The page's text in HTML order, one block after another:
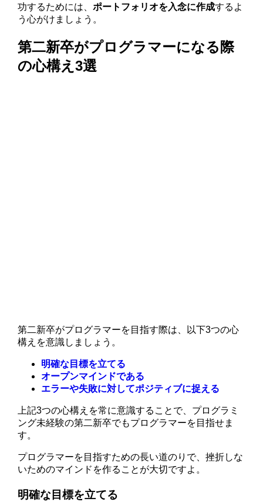
功するためには、ポートフォリオを入念に作成するよ
う心がけましょう。
第二新卒がプログラマーになる際
の心構え3選
第二新卒がプログラマーを目指す際は、以下3つの心
構えを意識しましょう。
明確な目標を立てる
オープンマインドである
エラーや失敗に対してポジティブに捉える
上記3つの心構えを常に意識することで、プログラミ
ング未経験の第二新卒でもプログラマーを目指せま
す。
プログラマーを目指すための長い道のりで、挫折しな
いためのマインドを作ることが大切ですよ。
明確な目標を立てる